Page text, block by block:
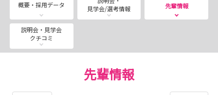
概要・採用データ
見学会/選考情報
先輩情報
説明会・見学会
クチコミ
先輩情報